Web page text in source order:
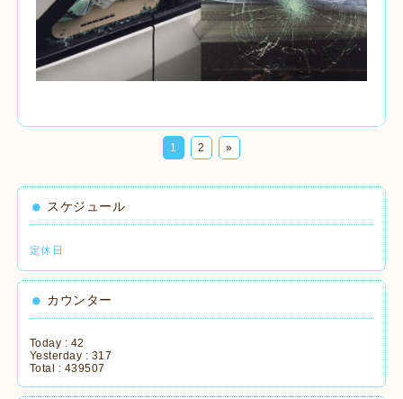
1 2 »
スケジュール
定休日
カウンター
Today : 42
Yesterday : 317
Total : 439507